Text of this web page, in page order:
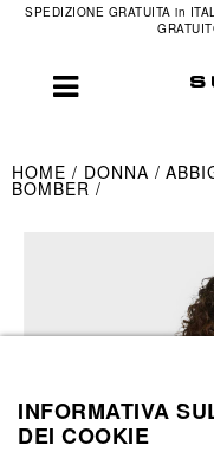
SPEDIZIONE GRATUITA in
HOME DONNA
BOMBER
INFORMATIVA
DEI COOKIE